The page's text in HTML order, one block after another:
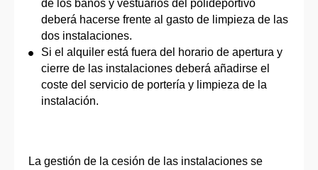
de los baños y vestuarios del polideportivo
deberá hacerse frente al gasto de limpieza de las
dos instalaciones.
Si el alquiler está fuera del horario de apertura y
cierre de las instalaciones deberá añadirse el
coste del servicio de portería y limpieza de la
instalación.
La gestión de la cesión de las instalaciones se